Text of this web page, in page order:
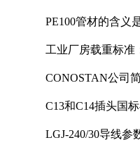
PE100管材的含义
工业厂房载重标准
CONOSTAN公司
C13和C14插头国
LGJ-240/30导线参